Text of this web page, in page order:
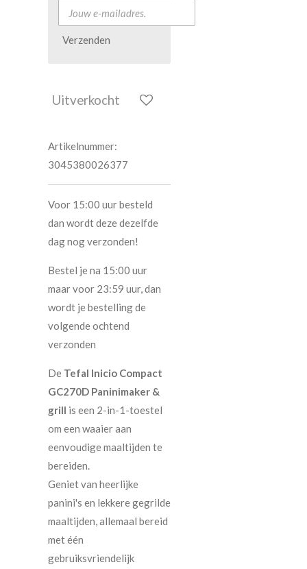
Verzenden
Uitverkocht
Artikelnummer:
3045380026377
Voor 15:00 uur besteld
dan wordt deze dezelfde
dag nog verzonden!
Bestel je na 15:00 uur
maar voor 23:59 uur, dan
wordt je bestelling de
volgende ochtend
verzonden
De Tefal Inicio Compact
GC270D Paninimaker &
grill is een 2-in-1-toestel
om een waaier aan
eenvoudige maaltijden te
bereiden.
Geniet van heerlijke
panini's en lekkere gegrilde
maaltijden, allemaal bereid
met één
gebruiksvriendelijk